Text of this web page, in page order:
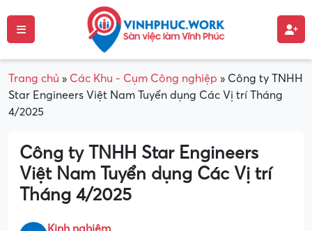
Trang chủ » Các Khu - Cụm Công nghiệp » Công ty TNHH
Star Engineers Việt Nam Tuyển dụng Các Vị trí Tháng
4/2025
Công ty TNHH Star Engineers
Việt Nam Tuyển dụng Các Vị trí
Tháng 4/2025